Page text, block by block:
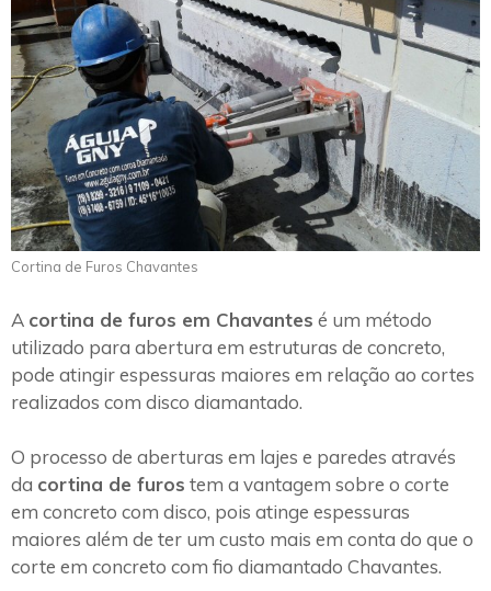
Cortina de Furos Chavantes
A cortina de furos em Chavantes é um método
utilizado para abertura em estruturas de concreto,
pode atingir espessuras maiores em relação ao cortes
realizados com disco diamantado.
O processo de aberturas em lajes e paredes através
da cortina de furos tem a vantagem sobre o corte
em concreto com disco, pois atinge espessuras
maiores além de ter um custo mais em conta do que o
corte em concreto com fio diamantado Chavantes.